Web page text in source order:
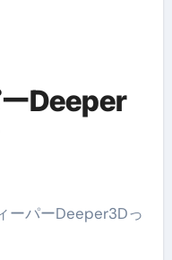
Deeper
ーパーDeeper3Dっ